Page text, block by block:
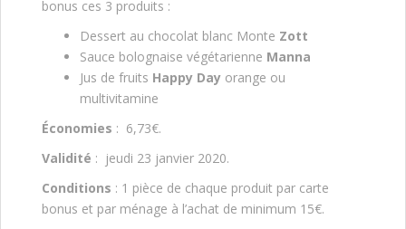
bonus ces 3 produits :
Dessert au chocolat blanc Monte Zott
Sauce bolognaise végétarienne Manna
Jus de fruits Happy Day orange ou
multivitamine
Économies : 6,73€.
Validité : jeudi 23 janvier 2020.
Conditions : 1 pièce de chaque produit par carte
bonus et par ménage à l’achat de minimum 15€.